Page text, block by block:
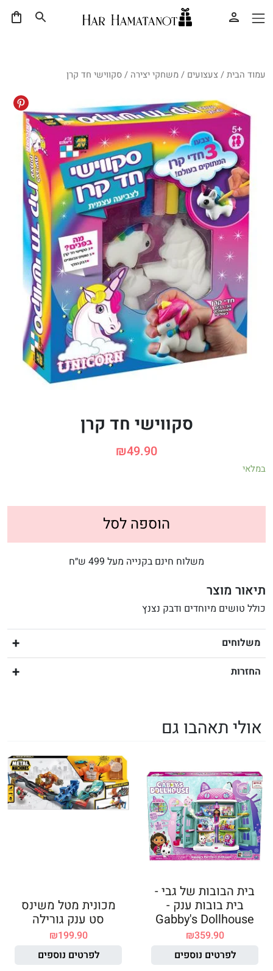
עמוד הבית/צעצועים /משחקי יצירה / סקווישי חד קרן
סקווישי חד קרן
₪49.90
במלאי
הוספה לסל
משלוח חינם בקנייה מעל 499 ש״ח
תיאור מוצר
כולל טושים מיוחדים ודבק נצנץ
משלוחים
החזרות
אולי תאהבו גם
בית הבובות של גבי -
בית בובות ענק -
Gabby's Dollhouse
₪359.90
לפרטים נוספים
מכונית מטל משינס
סט ענק גורילה
₪199.90
לפרטים נוספים